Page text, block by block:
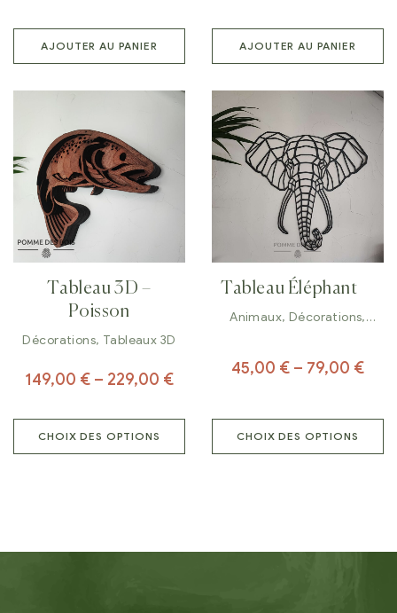
AJOUTER AU PANIER AJOUTER AU PANIER
Tableau 3D –
Poisson
Décorations, Tableaux 3D
149,00 € – 229,00 €
CHOIX DES OPTIONS
Tableau Éléphant
Animaux, Décorations,
45,00 € – 79,00 €
CHOIX DES OPTIONS